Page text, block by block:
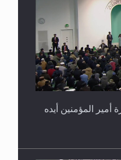
أمير المؤمنين أيده